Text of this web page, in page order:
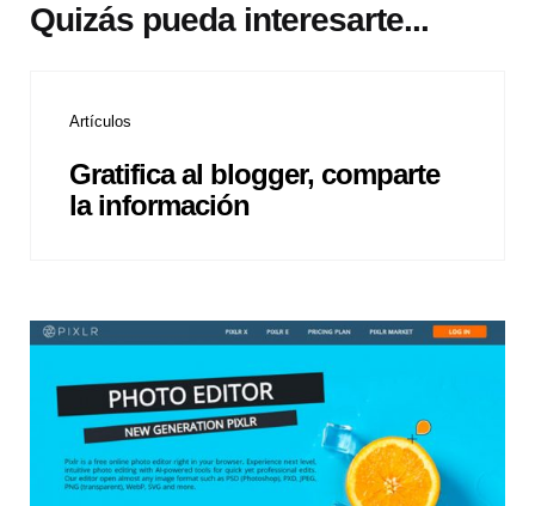
Quizás pueda interesarte...
Artículos
Gratifica al blogger, comparte
la información